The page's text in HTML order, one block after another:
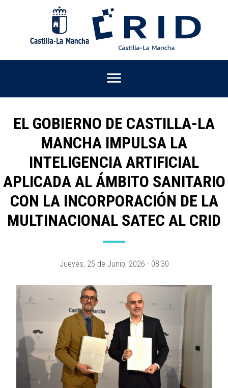
EL GOBIERNO DE CASTILLA-LA
MANCHA IMPULSA LA
INTELIGENCIA ARTIFICIAL
APLICADA AL ÁMBITO SANITARIO
CON LA INCORPORACIÓN DE LA
MULTINACIONAL SATEC AL CRID
Jueves, 25 de Junio, 2026 - 08:30